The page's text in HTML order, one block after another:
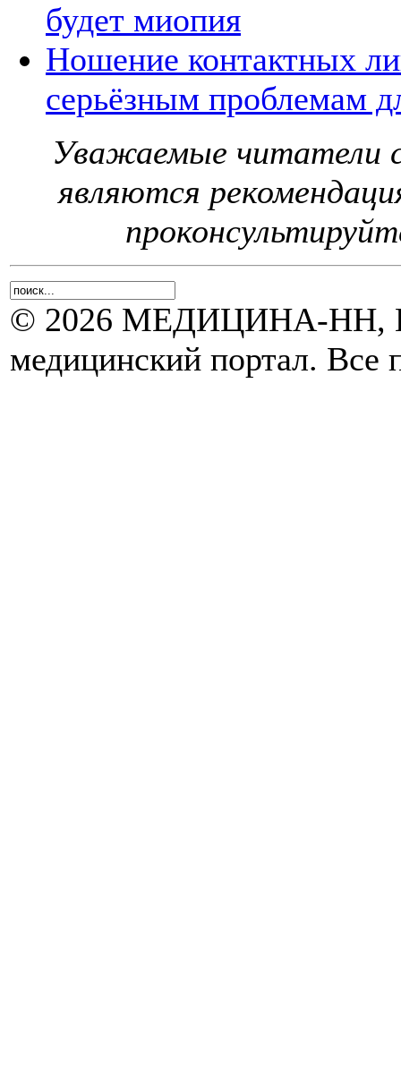
будет миопия
Ношение контактных
серьёзным проблемам
Уважаемые читатели
являются
© 2026 МЕДИЦИНА-НН,
медицинский портал. Все